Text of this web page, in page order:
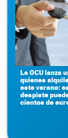
La OCU lanza
quienes
este verano:
despiste
cientos de